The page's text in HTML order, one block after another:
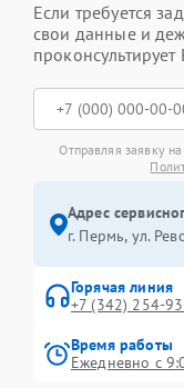
Если требуется
свои данные и
проконсультирует
Отправляя заявку
Адрес
г. Пермь, ул.
Горячая линия
+7 (342) 254-
Время работы
Ежедневно с